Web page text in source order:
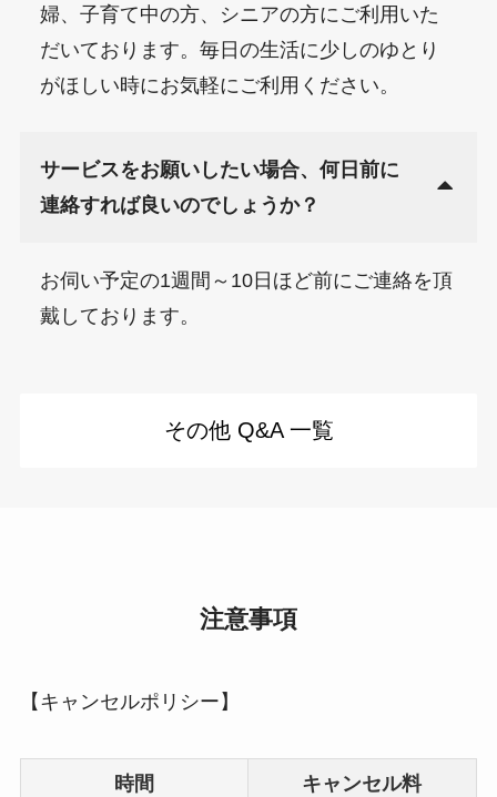
婦、子育て中の方、シニアの方にご利用いた
だいております。毎日の生活に少しのゆとり
がほしい時にお気軽にご利用ください。
サービスをお願いしたい場合、何日前に
連絡すれば良いのでしょうか？
お伺い予定の1週間～10日ほど前にご連絡を頂
戴しております。
その他 Q&A 一覧
注意事項
【キャンセルポリシー】
時間 キャンセル料